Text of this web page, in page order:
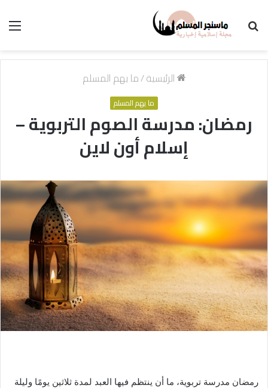
الرئيسية/ما يهم المسلم
ما يهم المسلم
رمضان: مدرسة الصوم التربوية –
إسلام أون لاين
رمضان مدرسة تربوية، ما أن ينتظم فيها العبد لمدة ثلاثين يومًا وليلة